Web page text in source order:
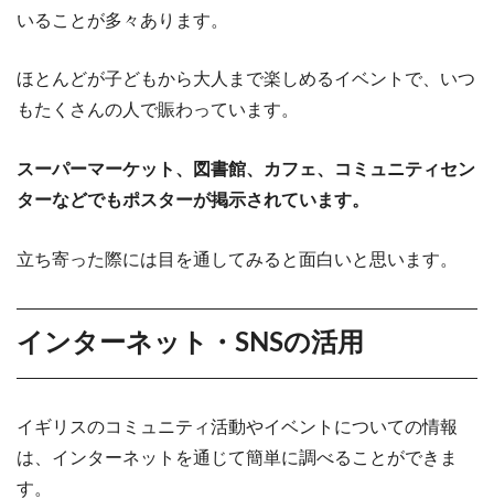
いることが多々あります。
ほとんどが子どもから大人まで楽しめるイベントで、いつ
もたくさんの人で賑わっています。
スーパーマーケット、図書館、カフェ、コミュニティセン
ターなどでもポスターが掲示されています。
立ち寄った際には目を通してみると面白いと思います。
インターネット・SNSの活用
イギリスのコミュニティ活動やイベントについての情報
は、インターネットを通じて簡単に調べることができま
す。